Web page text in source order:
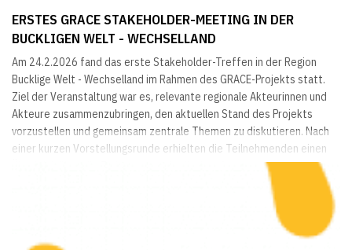
ERSTES GRACE STAKEHOLDER-MEETING IN DER
BUCKLIGEN WELT - WECHSELLAND
Am 24.2.2026 fand das erste Stakeholder-Treffen in der Region
Bucklige Welt - Wechselland im Rahmen des GRACE-Projekts statt.
Ziel der Veranstaltung war es, relevante regionale Akteurinnen und
Akteure zusammenzubringen, den aktuellen Stand des Projekts
vorzustellen und gemeinsam zentrale Themen zu diskutieren. Nach
einer kurzen Vorstellungsrunde erhielten die Teilnehmenden einen
Überblick über die Ziele, den methodischen Ansatz und die nächsten